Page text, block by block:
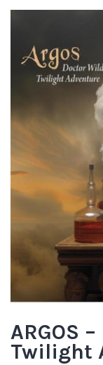
ARGOS
Twilight